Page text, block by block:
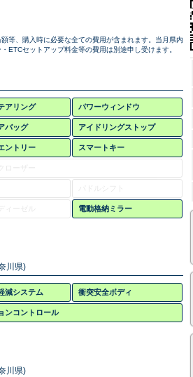
等、購入時に必要な全ての費用が含まれます。当月県内
ETCセットアップ料金等の費用は別途申し受けます。
アリング パワーウィンドウ
バッグ アイドリングストップ
ントリー スマートキー
電動格納ミラー
川県)
減システム 衝突安全ボディ
ンコントロール
川県)